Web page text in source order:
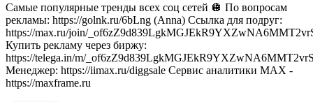
Самые популярные тренды всех соц сетей 🪩 По вопросам
рекламы: https://golnk.ru/6bLng (Anna) Ссылка для подруг:
https://max.ru/join/
Купить рекламу через биржу:
https://telega.in/m/
Менеджер: https://iimax.ru/diggsale Сервис аналитики MAX -
https://maxframe.ru